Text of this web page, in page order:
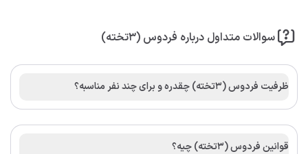
سوالات متداول درباره فردوس (3تخته)
ظرفیت فردوس (3تخته) چقدره و برای چند نفر مناسبه؟
قوانین فردوس (3تخته) چیه؟